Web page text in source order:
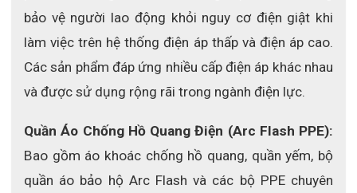
bảo vệ người lao động khỏi nguy cơ điện giật khi
làm việc trên hệ thống điện áp thấp và điện áp cao.
Các sản phẩm đáp ứng nhiều cấp điện áp khác nhau
và được sử dụng rộng rãi trong ngành điện lực.
Bao gồm áo khoác chống hồ quang, quần yếm, bộ
quần áo bảo hộ Arc Flash và các bộ PPE chuyên